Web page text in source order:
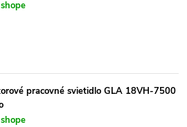
pracovné svietidlo GLA 18VH-7500